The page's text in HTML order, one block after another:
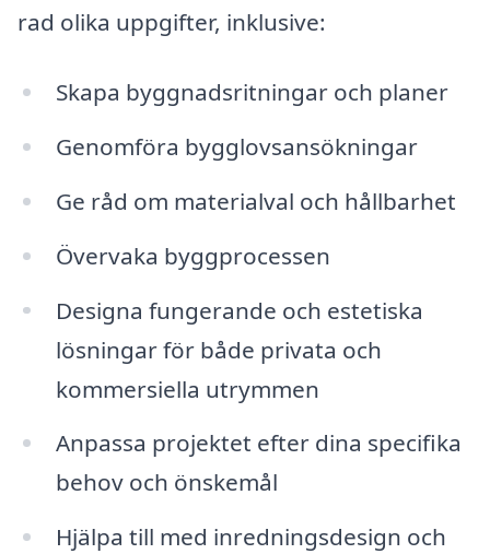
rad olika uppgifter, inklusive:
Skapa byggnadsritningar och planer
Genomföra bygglovsansökningar
Ge råd om materialval och hållbarhet
Övervaka byggprocessen
Designa fungerande och estetiska
lösningar för både privata och
kommersiella utrymmen
Anpassa projektet efter dina specifika
behov och önskemål
Hjälpa till med inredningsdesign och